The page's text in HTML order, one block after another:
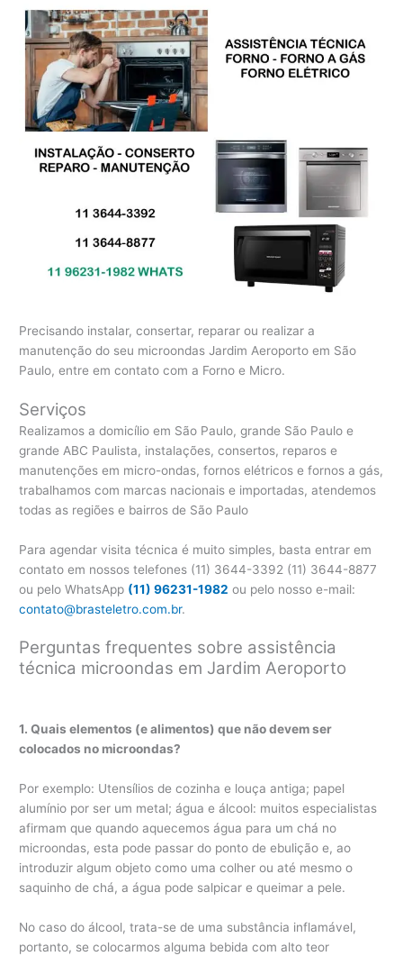
Precisando instalar, consertar, reparar ou realizar a
manutenção do seu microondas Jardim Aeroporto em São
Paulo, entre em contato com a Forno e Micro.
Serviços
Realizamos a domicílio em São Paulo, grande São Paulo e
grande ABC Paulista, instalações, consertos, reparos e
manutenções em micro-ondas, fornos elétricos e fornos a gás,
trabalhamos com marcas nacionais e importadas, atendemos
todas as regiões e bairros de São Paulo
Para agendar visita técnica é muito simples, basta entrar em
contato em nossos telefones (11) 3644-3392 (11) 3644-8877
ou pelo WhatsApp (11) 96231-1982 ou pelo nosso e-mail:
contato@brasteletro.com.br.
Perguntas frequentes sobre assistência
técnica microondas em Jardim Aeroporto
1. Quais elementos (e alimentos) que não devem ser
colocados no microondas?
Por exemplo: Utensílios de cozinha e louça antiga; papel
alumínio por ser um metal; água e álcool: muitos especialistas
afirmam que quando aquecemos água para um chá no
microondas, esta pode passar do ponto de ebulição e, ao
introduzir algum objeto como uma colher ou até mesmo o
saquinho de chá, a água pode salpicar e queimar a pele.
No caso do álcool, trata-se de uma substância inflamável,
portanto, se colocarmos alguma bebida com alto teor